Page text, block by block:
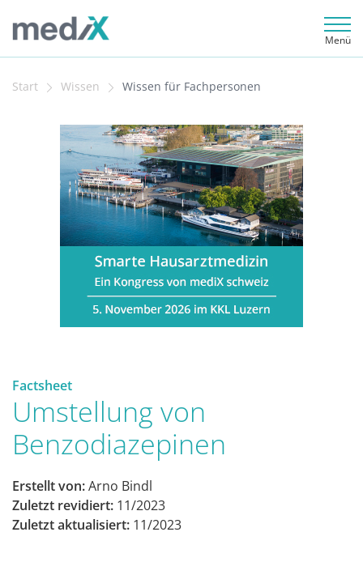
Menü
Start Wissen Wissen für Fachpersonen
Factsheet
Umstellung von
Benzodiazepinen
Erstellt von:Arno Bindl
Zuletzt revidiert: 11/2023
Zuletzt aktualisiert: 11/2023